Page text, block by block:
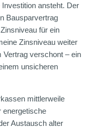
ansteht. Der
Bausparvertrag
für ein
Zinsniveau weiter
Vertrag verschont – ein
unsicheren
mittlerweile
energetische
Austausch alter